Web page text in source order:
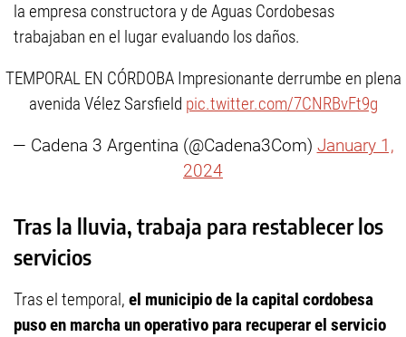
la empresa constructora y de Aguas Cordobesas
trabajaban en el lugar evaluando los daños.
TEMPORAL EN CÓRDOBA Impresionante derrumbe en plena
avenida Vélez Sarsfield pic.twitter.com/7CNRBvFt9g
— Cadena 3 Argentina (@Cadena3Com) January 1,
2024
Tras la lluvia, trabaja para restablecer los
servicios
Tras el temporal, el municipio de la capital cordobesa
puso en marcha un operativo para recuperar el servicio